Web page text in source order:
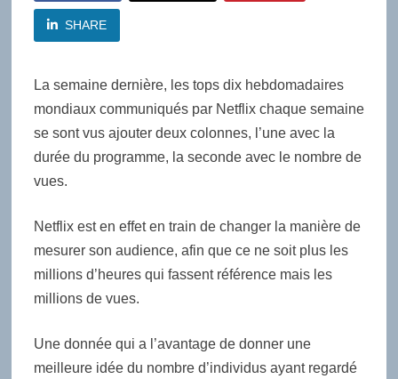
SHARE
La semaine dernière, les tops dix hebdomadaires
mondiaux communiqués par Netflix chaque semaine
se sont vus ajouter deux colonnes, l’une avec la
durée du programme, la seconde avec le nombre de
vues.
Netflix est en effet en train de changer la manière de
mesurer son audience, afin que ce ne soit plus les
millions d’heures qui fassent référence mais les
millions de vues.
Une donnée qui a l’avantage de donner une
meilleure idée du nombre d’individus ayant regardé